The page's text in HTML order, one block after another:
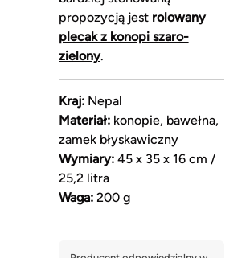
propozycją jest rolowany
plecak z konopi szaro-
zielony.
Kraj:Nepal
Materiał:konopie, bawełna,
zamek błyskawiczny
Wymiary:45 x 35 x 16 cm /
25,2 litra
Waga:200 g